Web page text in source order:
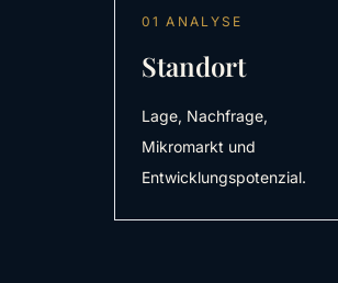
01 ANALYSE
Standort
Lage, Nachfrage,
Mikromarkt und
Entwicklungspotenzial.